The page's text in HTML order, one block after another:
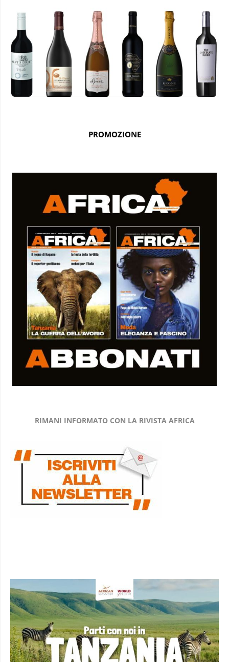
PROMOZIONE
RIMANI INFORMATO CON LA RIVISTA AFRICA